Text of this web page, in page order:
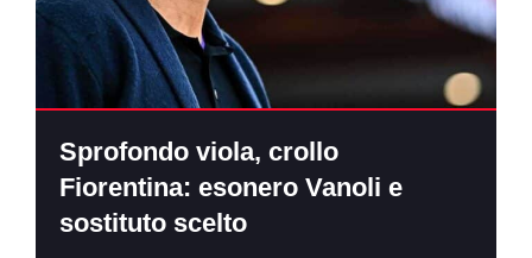
Sprofondo viola, crollo
Fiorentina: esonero Vanoli e
sostituto scelto